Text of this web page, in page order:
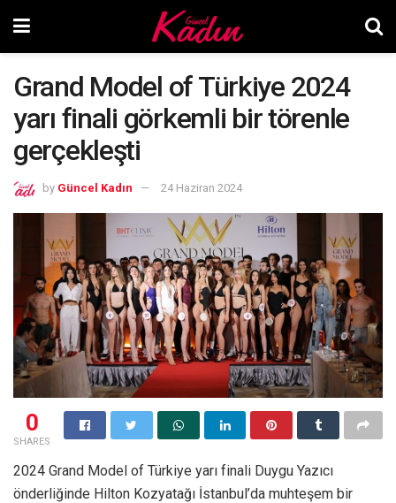
Grand Model of Türkiye 2024
yarı finali görkemli bir törenle
gerçekleşti
by Güncel Kadın 24 Haziran 2024
0
SHARES
2024 Grand Model of Türkiye yarı finali Duygu Yazıcı
önderliğinde Hilton Kozyatağı İstanbul’da muhteşem bir